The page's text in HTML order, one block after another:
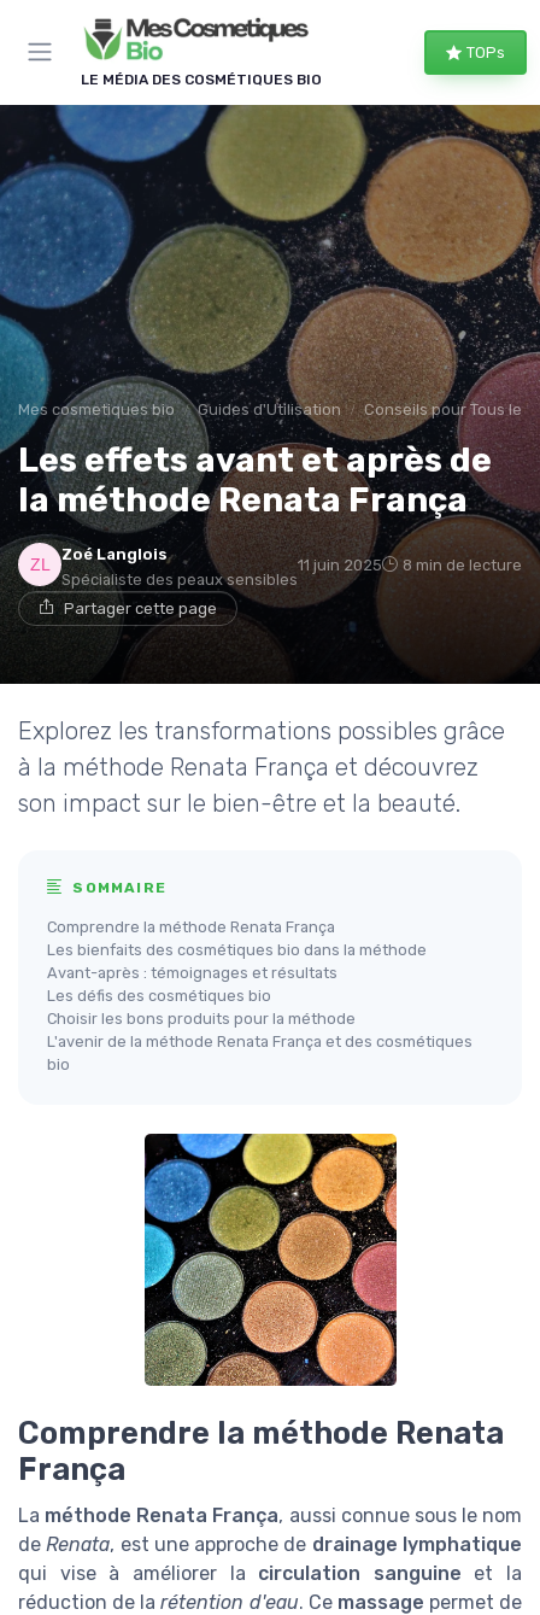
LE MÉDIA DES COSMÉTIQUES BIO
TOPs
Mes cosmetiques bio Guides d'Utilisation Conseils pour Tous les
Les effets avant et après de
la méthode Renata França
Zoé Langlois
Spécialiste des peaux sensibles
11 juin 2025 8 min de lecture
Partager cette page
Explorez les transformations possibles grâce
à la méthode Renata França et découvrez
son impact sur le bien-être et la beauté.
SOMMAIRE
Comprendre la méthode Renata França
Les bienfaits des cosmétiques bio dans la méthode
Avant-après : témoignages et résultats
Les défis des cosmétiques bio
Choisir les bons produits pour la méthode
L'avenir de la méthode Renata França et des cosmétiques
bio
Comprendre la méthode Renata
França
La méthode Renata França, aussi connue sous le nom
deRenata, est une approche de drainage lymphatique
qui vise à améliorer la circulation sanguine et la
réduction de larétention d'eau. Ce massage permet de
Panneau de gestion des cookies